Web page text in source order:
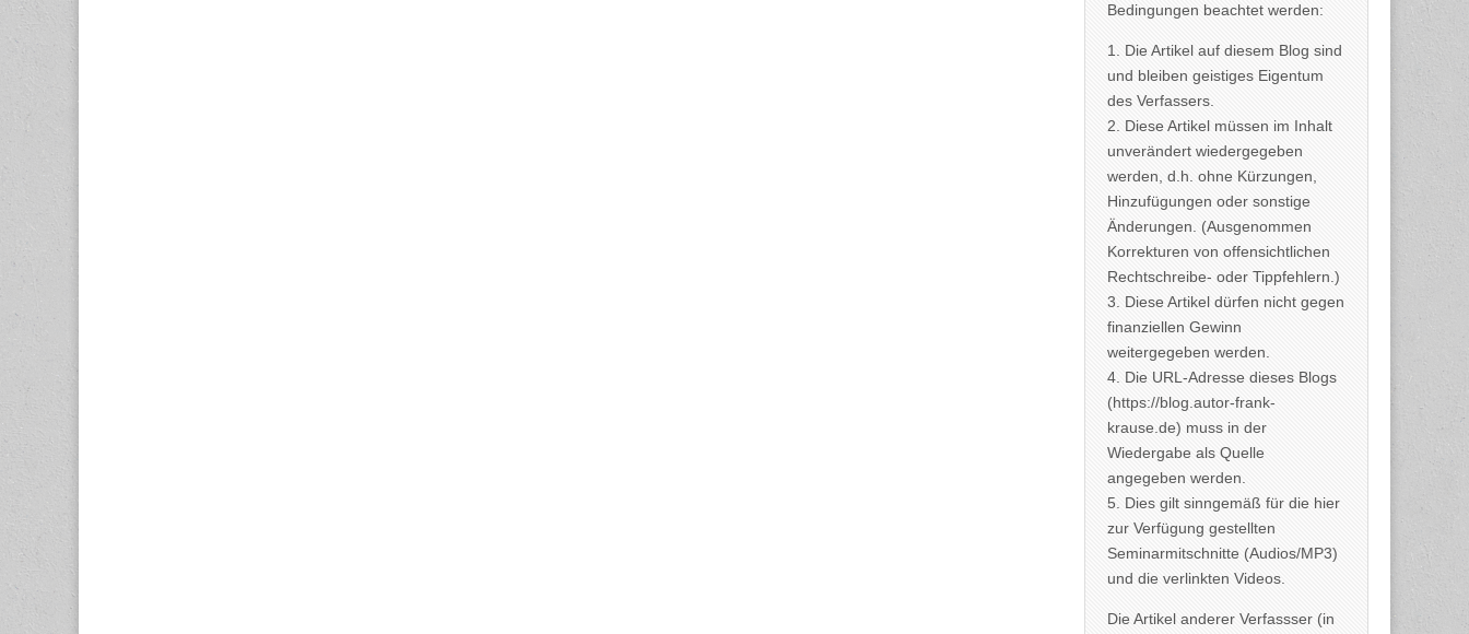
Bedingungen beachtet werden:
1. Die Artikel auf diesem Blog sind
und bleiben geistiges Eigentum
des Verfassers.
2. Diese Artikel müssen im Inhalt
unverändert wiedergegeben
werden, d.h. ohne Kürzungen,
Hinzufügungen oder sonstige
Änderungen. (Ausgenommen
Korrekturen von offensichtlichen
Rechtschreibe- oder Tippfehlern.)
3. Diese Artikel dürfen nicht gegen
finanziellen Gewinn
weitergegeben werden.
4. Die URL-Adresse dieses Blogs
(https://blog.autor-frank-
krause.de) muss in der
Wiedergabe als Quelle
angegeben werden.
5. Dies gilt sinngemäß für die hier
zur Verfügung gestellten
Seminarmitschnitte (Audios/MP3)
und die verlinkten Videos.
Die Artikel anderer Verfassser (in